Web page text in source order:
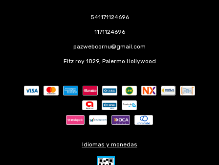
541171124696
1171124696
pazwebcornu@gmail.com
Fitz roy 1829, Palermo Hollywood
Idiomas y monedas